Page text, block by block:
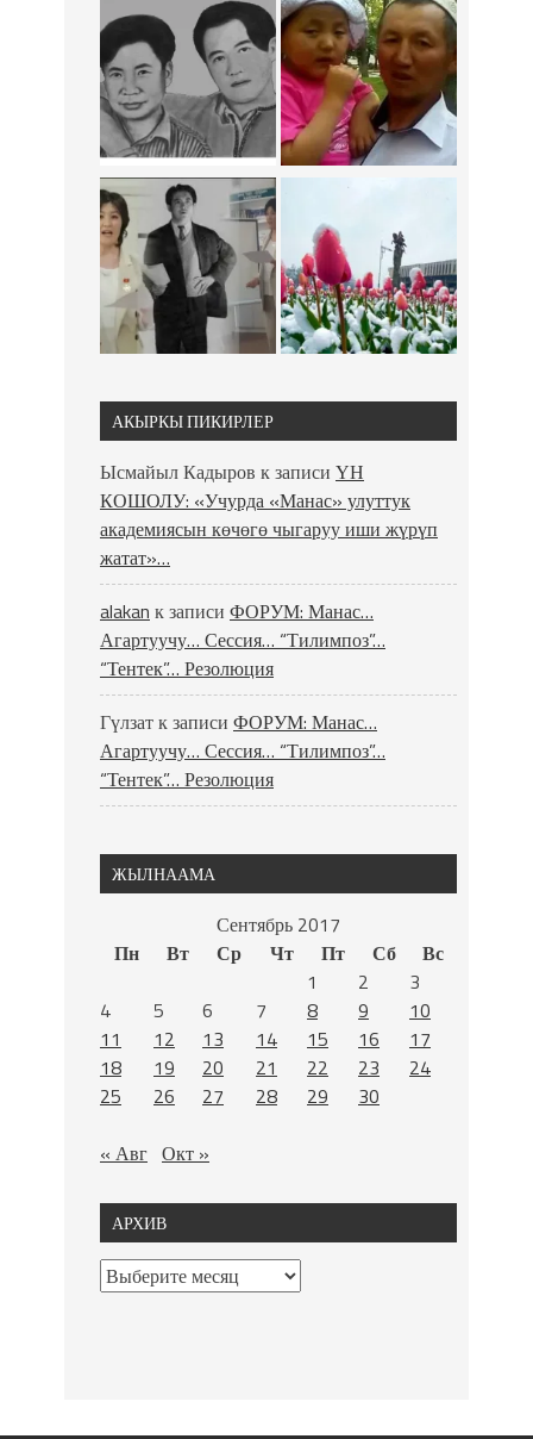
АКЫРКЫ ПИКИРЛЕР
Ысмайыл Кадыров к записи ҮН
КОШОЛУ: «Учурда «Манас» улуттук
академиясын көчөгө чыгаруу иши жүрүп
жатат»…
alakan к записи ФОРУМ: Манас…
Агартуучу… Сессия… “Тилимпоз”…
“Тентек”… Резолюция
Гүлзатк записи ФОРУМ: Манас…
Агартуучу… Сессия… “Тилимпоз”…
“Тентек”… Резолюция
ЖЫЛНААМА
Сентябрь 2017
Пн
Вт Ср Чт Пт Сб
Вс
1
2
3
4
5 6 7 8 9
10
11
12 13 14 15 16
17
18
19 20 21 22 23
24
25
26 27 28 29
30
« Авг Окт »
АРХИВ